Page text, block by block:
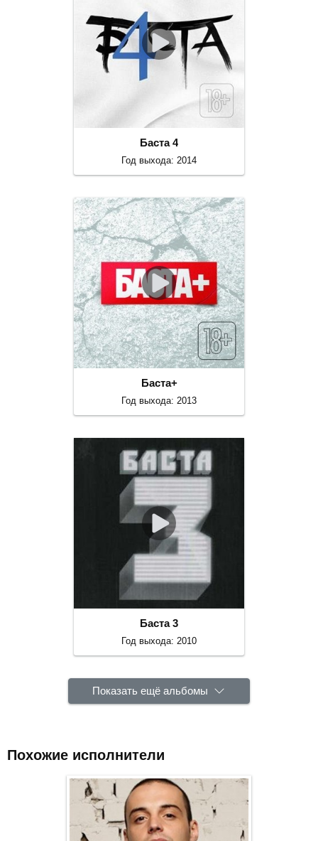
Баста 4
Год выхода: 2014
Баста+
Год выхода: 2013
Баста 3
Год выхода: 2010
Показать ещё альбомы
Похожие исполнители